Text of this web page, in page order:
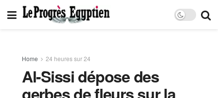
Home 24 heures sur 24
Al-Sissi dépose des